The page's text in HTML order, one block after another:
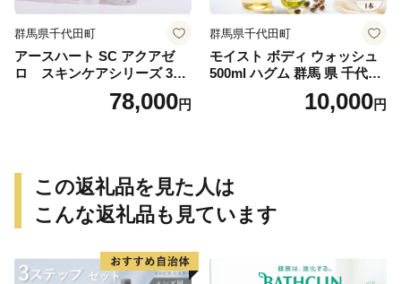
群馬県千代田町
アースハート SC アクアゼ
ロ スキンケアシリーズ 3点
78,000円
群馬県千代田町
モイスト ボディ ウォッシュ
500ml ハグム 群馬 県 千代田
町 〈アペックス〉10,000円
この返礼品を見た人は
こんな返礼品も見ています